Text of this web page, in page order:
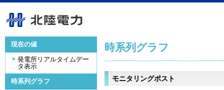
現在の値
発電所リアルタイムデー
タ表示
時系列グラフ
時系列グラフ
モニタリングポスト